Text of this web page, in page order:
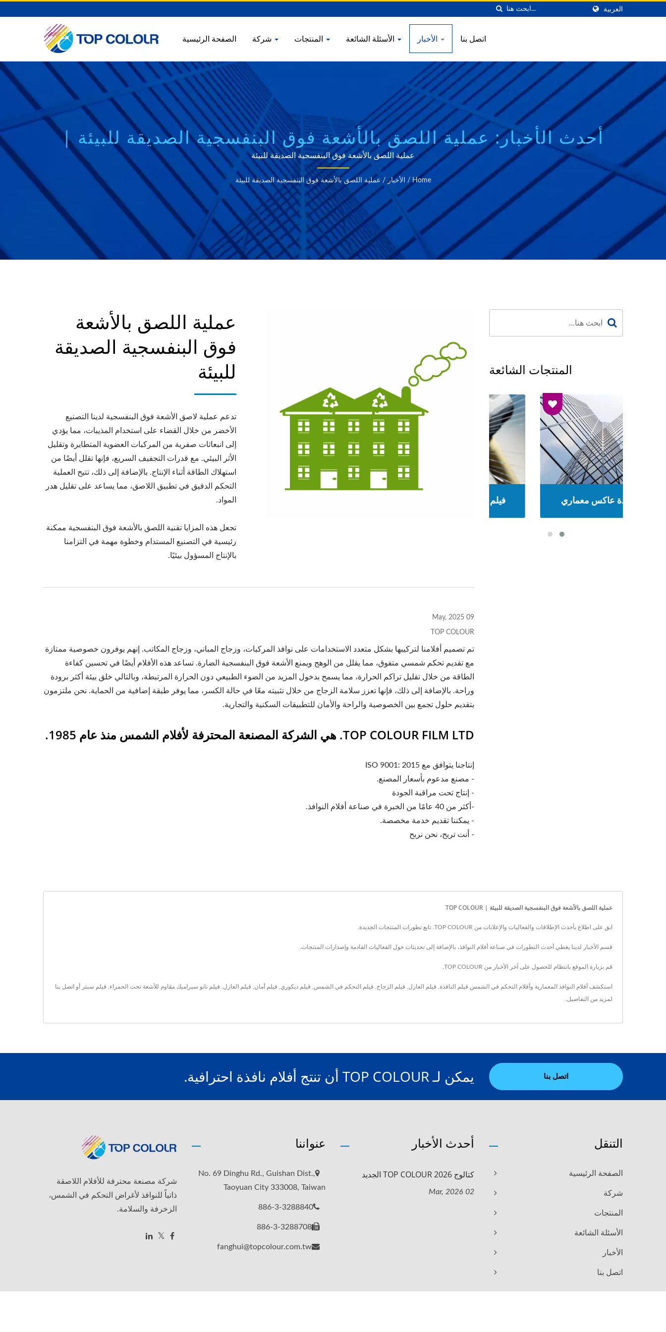
العربية
الصفحة الرئيسية اتصل بنا
أحدث الأخبار: عملية اللصق بالأشعة فوق البنفسجية الصديقة للبيئة |
TOP COLOUR
عملية اللصق بالأشعة فوق البنفسجية الصديقة للبيئة
Home
/ الأخبار / عملية اللصق بالأشعة فوق البنفسجية الصديقة للبيئة
عملية اللصق بالأشعة
فوق البنفسجية الصديقة
للبيئة
تدعم عملية لاصق الأشعة فوق البنفسجية لدينا التصنيع
الأخضر من خلال القضاء على استخدام المذيبات، مما يؤدي
إلى انبعاثات صفرية من المركبات العضوية المتطايرة وتقليل
الأثر البيئي. مع قدرات التجفيف السريع، فإنها تقلل أيضًا من
استهلاك الطاقة أثناء الإنتاج. بالإضافة إلى ذلك، تتيح العملية
التحكم الدقيق في تطبيق اللاصق، مما يساعد على تقليل هدر
المواد.
تجعل هذه المزايا تقنية اللصق بالأشعة فوق البنفسجية ممكنة
رئيسية في التصنيع المستدام وخطوة مهمة في التزامنا
بالإنتاج المسؤول بيئيًا.
09 May, 2025
TOP COLOUR
تم تصميم أفلامنا لتركيبها بشكل متعدد الاستخدامات على نوافذ المركبات، وزجاج المباني، وزجاج المكاتب. إنهم يوفرون خصوصية ممتازة
مع تقديم تحكم شمسي متفوق، مما يقلل من الوهج ويمنع الأشعة فوق البنفسجية الضارة. تساعد هذه الأفلام أيضًا في تحسين كفاءة
الطاقة من خلال تقليل تراكم الحرارة، مما يسمح بدخول المزيد من الضوء الطبيعي دون الحرارة المرتبطة، وبالتالي خلق بيئة أكثر برودة
وراحة. بالإضافة إلى ذلك، فإنها تعزز سلامة الزجاج من خلال تثبيته معًا في حالة الكسر، مما يوفر طبقة إضافية من الحماية. نحن ملتزمون
بتقديم حلول تجمع بين الخصوصية والراحة والأمان للتطبيقات السكنية والتجارية.
TOP COLOUR FILM LTD. هي الشركة المصنعة المحترفة لأفلام الشمس منذ عام 1985.
إنتاجنا يتوافق مع ISO 9001: 2015
- مصنع مدعوم بأسعار المصنع.
- إنتاج تحت مراقبة الجودة
-أكثر من 40 عامًا من الخبرة في صناعة أفلام النوافذ.
- يمكننا تقديم خدمة مخصصة.
- أنت تربح، نحن نربح
المنتجات الشائعة
فيلم نافذة عاكس معماري فيلم نافذة عاكس معماري
عملية اللصق بالأشعة فوق البنفسجية الصديقة للبيئة | TOP COLOUR
ابق على اطلاع بأحدث الإطلاقات والفعاليات والإعلانات من TOP COLOUR. تابع تطورات المنتجات الجديدة.
قسم الأخبار لدينا يغطي أحدث التطورات في صناعة أفلام النوافذ، بالإضافة إلى تحديثات حول الفعاليات القادمة وإصدارات المنتجات.
قم بزيارة الموقع بانتظام للحصول على آخر الأخبار من TOP COLOUR.
استكشف أفلام النوافذ المعمارية وأفلام التحكم في الشمس فيلم النافذة فيلم العازل فيلم الزجاج فيلم التحكم في الشمس فيلم ديكوري فيلم أمان فيلم العازل فيلم نانو سيراميك مقاوم للأشعة تحت الحمراء فيلم سبتر أو اتصل بنا
لمزيد من التفاصيل.
يمكن لـ TOP COLOUR أن تنتج أفلام نافذة احترافية. اتصل بنا
شركة مصنعة محترفة للأفلام اللاصقة
ذاتياً للنوافذ لأغراض التحكم في الشمس،
الزخرفة والسلامة.
عنواننا
No. 69 Dinghu Rd., Guishan Dist.,
Taoyuan City 333008, Taiwan
886-3-3288840
886-3-3288708
fanghui@topcolour.com.tw
أحدث الأخبار
كتالوج TOP COLOUR 2026 الجديد
02 Mar, 2026
التنقل
الصفحة الرئيسية
شركة
المنتجات
الأسئلة الشائعة
الأخبار
اتصل بنا